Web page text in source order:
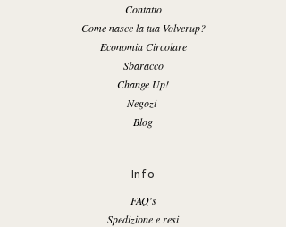
Contatto
Come nasce la tua Volverup?
Economia Circolare
Sbaracco
Change Up!
Negozi
Blog
Info
FAQ's
Spedizione e resi